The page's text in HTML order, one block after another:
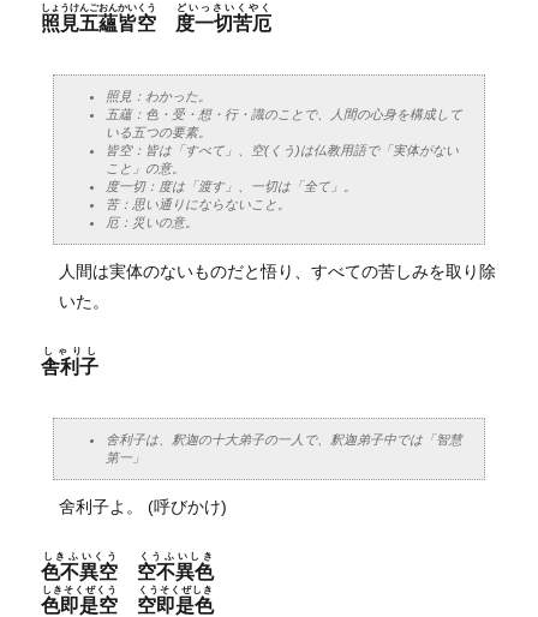
照見五蘊皆空
しょうけんごおんかいくう
度一切苦厄
どいっさいくやく
照見：わかった。
五蘊：色・受・想・行・識のことで、人間の心身を構成して
いる五つの要素。
皆空：皆は「すべて」、空(くう)は仏教用語で「実体がない
こと」の意。
度一切：度は「渡す」、一切は「全て」。
苦：思い通りにならないこと。
厄：災いの意。
人間は実体のないものだと悟り、すべての苦しみを取り除
いた。
舎利子
しゃりし
舍利子は、釈迦の十大弟子の一人で、釈迦弟子中では「智慧
第一」
舍利子よ。 (呼びかけ)
色不異空
しきふいくう
空不異色
くうふいしき
色即是空
しきそくぜくう
空即是色
くうそくぜしき